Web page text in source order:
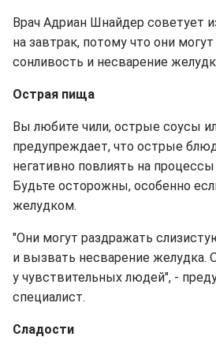
Врач Адриан Шнайдер советует
на завтрак, потому что они
сонливость и несварение
Острая пища
Вы любите чили, острые соусы
предупреждает, что острые
негативно повлиять на
Будьте осторожны, особенно
желудком.
"Они могут раздражать
и вызвать несварение желудка.
у чувствительных людей", -
специалист.
Сладости